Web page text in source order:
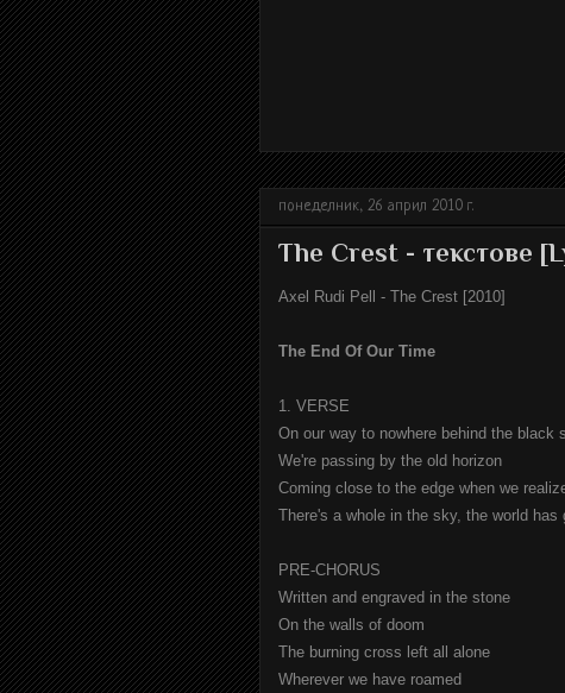
понеделник, 26 април 2010 г.
The Crest - текстове
Axel Rudi Pell - The Crest [2010]
The End Of Our Time
1. VERSE
On our way to nowhere behind the black
We're passing by the old horizon
Coming close to the edge when we
There's a whole in the sky, the world has
PRE-CHORUS
Written and engraved in the stone
On the walls of doom
The burning cross left all alone
Wherever we have roamed